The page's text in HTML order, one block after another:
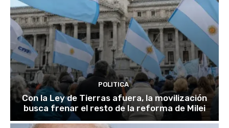
POLITICA
Con la Ley de Tierras afuera, la movilización
busca frenar el resto de la reforma de Milei